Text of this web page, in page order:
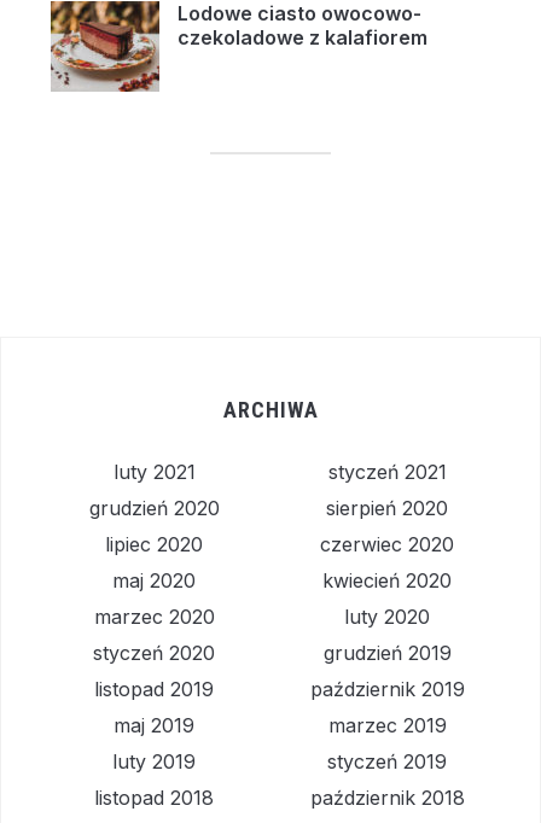
Lodowe ciasto owocowo-
czekoladowe z kalafiorem
ARCHIWA
luty 2021
styczeń 2021
grudzień 2020
sierpień 2020
lipiec 2020
czerwiec 2020
maj 2020
kwiecień 2020
marzec 2020
luty 2020
styczeń 2020
grudzień 2019
listopad 2019
październik 2019
maj 2019
marzec 2019
luty 2019
styczeń 2019
listopad 2018
październik 2018